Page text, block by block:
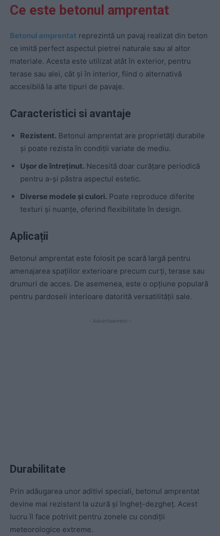
Ce este betonul amprentat
Betonul amprentat reprezintă un pavaj realizat din beton
ce imită perfect aspectul pietrei naturale sau al altor
materiale. Acesta este utilizat atât în exterior, pentru
terase sau alei, cât și în interior, fiind o alternativă
accesibilă la alte tipuri de pavaje.
Caracteristici si avantaje
Rezistent. Betonul amprentat are proprietăți durabile
și poate rezista în condiții variate de mediu.
Ușor de întreținut. Necesită doar curățare periodică
pentru a-și păstra aspectul estetic.
Diverse modele și culori. Poate reproduce diferite
texturi și nuanțe, oferind flexibilitate în design.
Aplicații
Betonul amprentat este folosit pe scară largă pentru
amenajarea spațiilor exterioare precum curți, terase sau
drumuri de acces. De asemenea, este o opțiune populară
pentru pardoseli interioare datorită versatilității sale.
- Advertisement -
Durabilitate
Prin adăugarea unor aditivi speciali, betonul amprentat
devine mai rezistent la uzură și îngheț-dezgheț. Acest
lucru îl face potrivit pentru zonele cu condiții
meteorologice extreme.